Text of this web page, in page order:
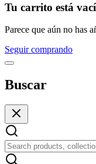
Tu carrito está
Parece que aún no has
Seguir comprando
Buscar